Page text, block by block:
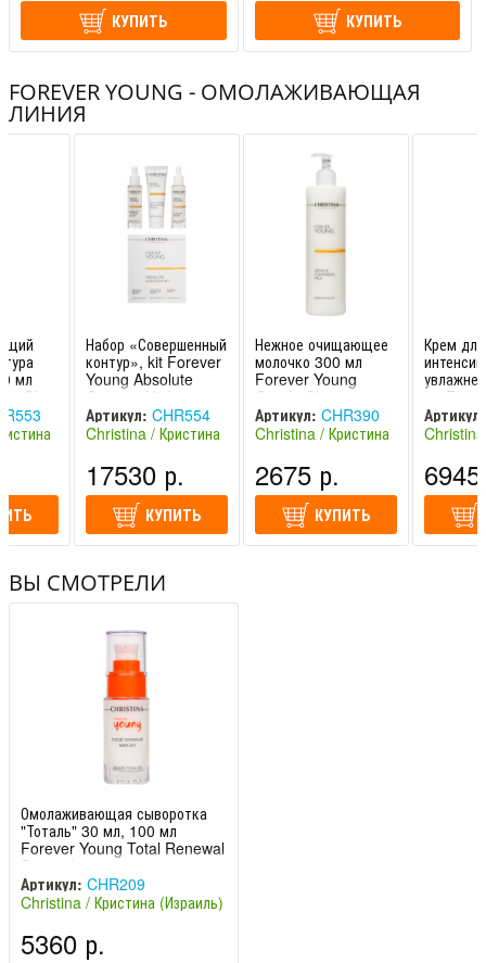
КУПИТЬ КУПИТЬ
FOREVER YOUNG - ОМОЛАЖИВАЮЩАЯ
ЛИНИЯ
мл
Chin
Набор «Совершенный
контур», kit Forever
Young Absolute
Contour Kit |
Christina
Артикул: CHR554
Christina / Кристина
17530 р.
КУПИТЬ
Нежное очищающее
молочко 300 мл
Forever Young
Gentle Cleansing
Milk | Christina
Артикул: CHR390
Christina / Кристина
2675 р.
КУПИТЬ
Крем для
мл
Cream |
Артикул:
ВЫ СМОТРЕЛИ
Омолаживающая сыворотка
"Тоталь" 30 мл, 100 мл
Forever Young Total Renewal
Serum |
Артикул: CHR209
Christina / Кристина (Израиль)
5360 р.